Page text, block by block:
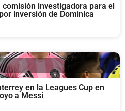
investigadora para el
inversión de Dominica
en la Leagues Cup en
a Messi